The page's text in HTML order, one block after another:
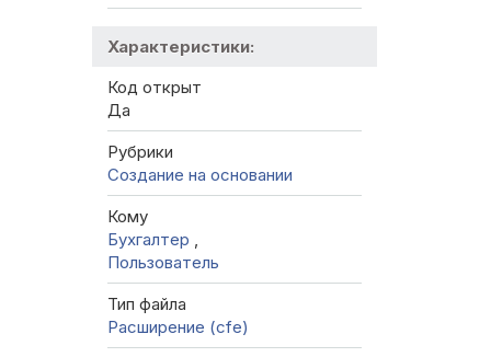
Характеристики:
Код открыт
Да
Рубрики
Создание на основании
Кому
Бухгалтер ,
Пользователь
Тип файла
Расширение (cfe)